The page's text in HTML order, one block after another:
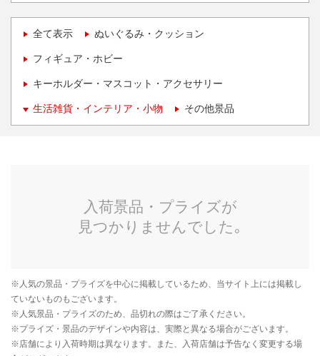
全て表示 ぬいぐるみ・クッション
フィギュア・ホビー
キーホルダー・マスコット・アクセサリー
生活雑貨・インテリア・小物 その他景品